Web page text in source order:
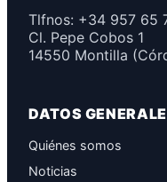
Tlfnos: +34 957 65
Cl. Pepe Cobos 1
14550 Montilla
DATOS
Quiénes somos
Noticias